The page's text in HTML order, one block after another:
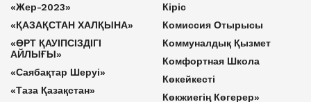
«Жер-2023»
«ҚАЗАҚСТАН ХАЛҚЫНА»
«ӨРТ ҚАУІПСІЗДІГІ
АЙЛЫҒЫ»
«Саябақтар Шеруі»
«Таза Қазақстан»
Кіріс
Комиссия Отырысы
Коммуналдық Қызмет
Комфортная Школа
Көкейкесті
Көкжиегің Көгерер»